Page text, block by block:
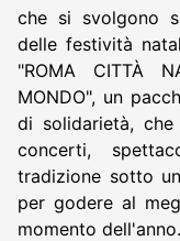
che si svolgono
delle festività
"ROMA CITTÀ
MONDO", un
di solidarietà,
concerti,
tradizione sotto
per godere al
momento dell'anno.